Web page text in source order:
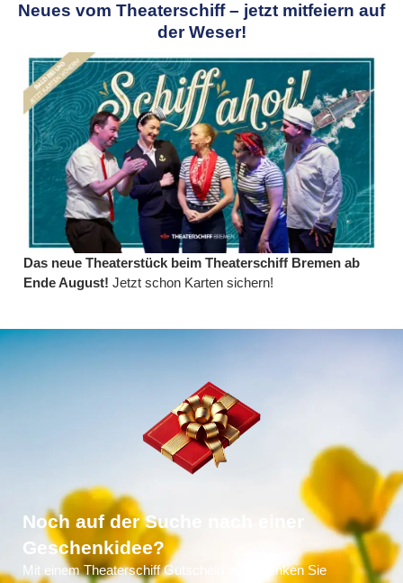
Neues vom Theaterschiff – jetzt mitfeiern auf
der Weser!
Das neue Theaterstück beim Theaterschiff Bremen ab
Ende August! Jetzt schon Karten sichern!
Noch auf der Suche nach einer
Geschenkidee?
Mit einem Theaterschiff Gutschein verschenken Sie